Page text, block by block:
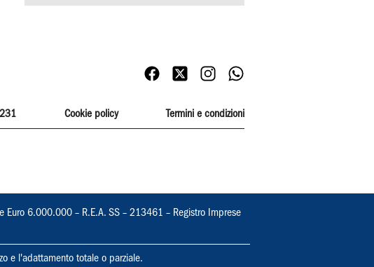
Cookie policy Termini e condizioni
6.000.000 – R.E.A. SS – 213461 – Registro Imprese
e l'adattamento totale o parziale.